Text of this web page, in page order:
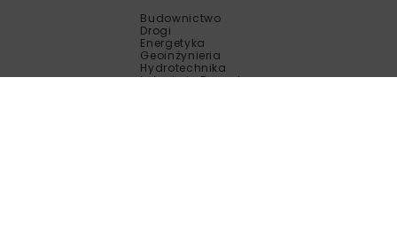
Budownictwo
Drogi
Energetyka
Geoinżynieria
Hydrotechnika
Inżynieria Bezwykopowa